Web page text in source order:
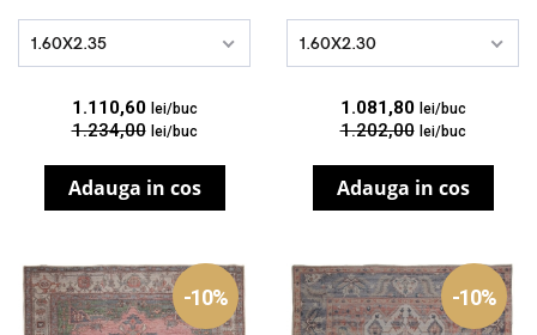
1.60X2.35
1.110,60 lei/buc
1.234,00 lei/buc
Adauga in cos
1.60X2.30
1.081,80 lei/buc
1.202,00 lei/buc
Adauga in cos
-10% -10%